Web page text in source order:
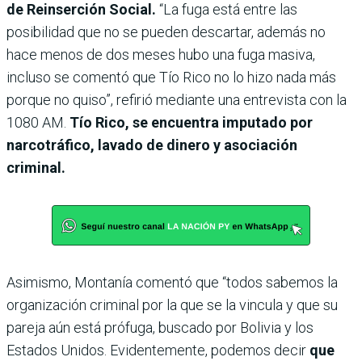
de Reinserción Social. “La fuga está entre las
posibilidad que no se pueden descartar, además no
hace menos de dos meses hubo una fuga masiva,
incluso se comentó que Tío Rico no lo hizo nada más
porque no quiso”, refirió mediante una entrevista con la
1080 AM. Tío Rico, se encuentra imputado por
narcotráfico, lavado de dinero y asociación
criminal.
Asimismo, Montanía comentó que “todos sabemos la
organización criminal por la que se la vincula y que su
pareja aún está prófuga, buscado por Bolivia y los
Estados Unidos. Evidentemente, podemos decir que